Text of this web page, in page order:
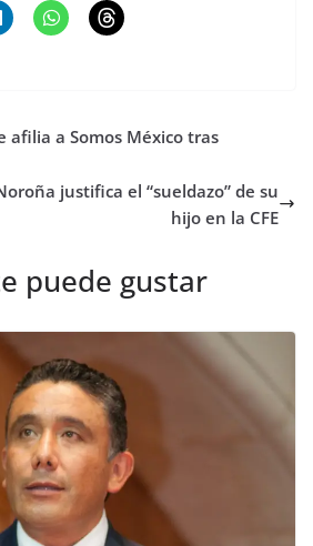
afilia a Somos México tras
justifica el “sueldazo” de su
hijo en la CFE
puede gustar